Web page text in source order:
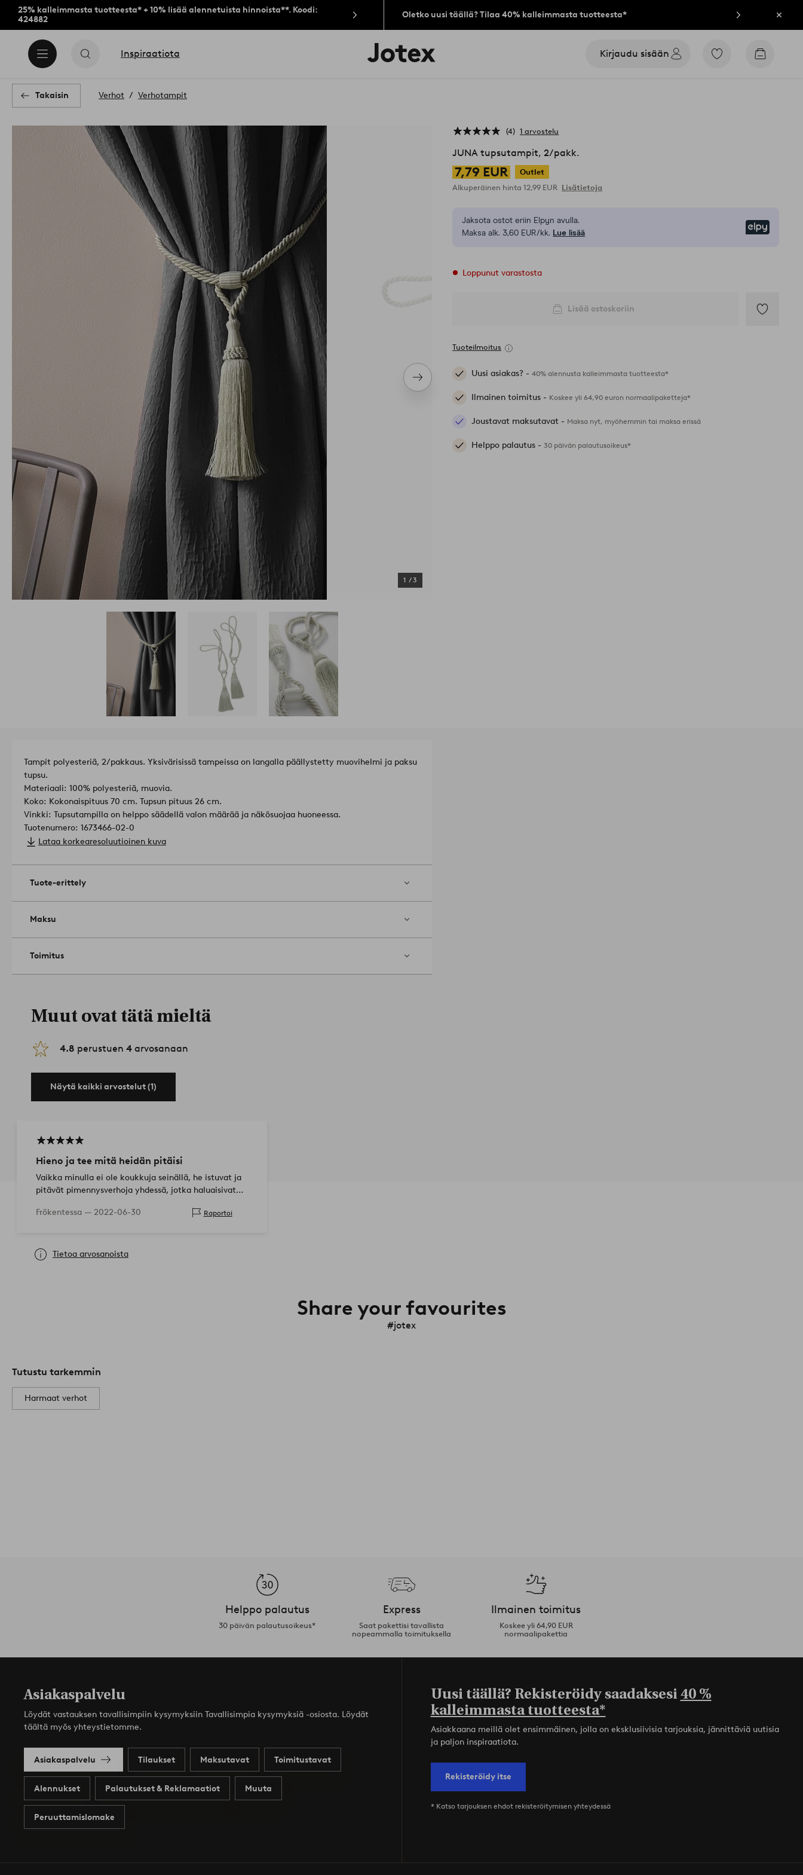
25% kalleimmasta tuotteesta* + 10% lisää alennetuista hinnoista**. Koodi:
424882
Oletko uusi täällä? Tilaa 40% kalleimmasta tuotteesta* Sulje
Inspiraatiota
Jotex-
logo
Kirjaudu sisään
Siirry
Siirry
Takaisin Verhot Verhotampit
Seuraava
tuote
1 /3
4 1 arvostelu
JUNA tupsutampit, 2/pakk.
7,79 EUR
Outlet
Alkuperäinen hinta12,99 EUR Lisätietoja
Jaksota ostot eriin Elpyn avulla.
Maksa alk. 3,60 EUR/kk. Lue lisää
Loppunut varastosta
Lisää ostoskoriin
Tuoteilmoitus
Uusi asiakas? -40% alennusta kalleimmasta tuotteesta*
Ilmainen toimitus - Koskee yli 64,90 euron normaalipaketteja*
Joustavat maksutavat - Maksa nyt, myöhemmin tai maksa erissä
Helppo palautus -30 päivän palautusoikeus*
Tampit polyesteriä, 2/pakkaus. Yksivärisissä tampeissa on langalla päällystetty muovihelmi ja paksu
tupsu.
Materiaali: 100% polyesteriä, muovia.
Koko: Kokonaispituus 70 cm. Tupsun pituus 26 cm.
Vinkki: Tupsutampilla on helppo säädellä valon määrää ja näkösuojaa huoneessa.
Tuotenumero: 1673466-02-0
Lataa korkearesoluutioinen kuva
Tuote-erittely
Maksu
Toimitus
Muut ovat tätä mieltä
4.8 perustuen 4 arvosanaan
Näytä kaikki arvostelut (1)
Hieno ja tee mitä heidän pitäisi
Vaikka minulla ei ole koukkuja seinällä, he istuvat ja
pitävät pimennysverhoja yhdessä, jotka haluaisivat
Frökentessa — 2022-06-30 Raportoi
Tietoa arvosanoista
Share your favourites
#jotex
Tutustu tarkemmin
Harmaat verhot
Helppo palautus
30 päivän palautusoikeus*
Express
Saat pakettisi tavallista
nopeammalla toimituksella
Ilmainen toimitus
Koskee yli 64,90 EUR
normaalipakettia
Asiakaspalvelu
Löydät vastauksen tavallisimpiin kysymyksiin Tavallisimpia kysymyksiä -osiosta. Löydät
täältä myös yhteystietomme.
Asiakaspalvelu Tilaukset Maksutavat Toimitustavat
Alennukset Palautukset & Reklamaatiot Muuta
Peruuttamislomake
Uusi täällä? Rekisteröidy saadaksesi40 %
kalleimmasta tuotteesta*
Asiakkaana meillä olet ensimmäinen, jolla on eksklusiivisia tarjouksia, jännittäviä uutisia
ja paljon inspiraatiota.
Rekisteröidy itse
* Katso tarjouksen ehdot rekisteröitymisen yhteydessä